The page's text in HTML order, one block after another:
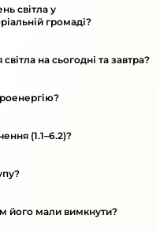
світла у
громаді?
на сьогодні та завтра?
(1.1–6.2)?
його мали вимкнути?